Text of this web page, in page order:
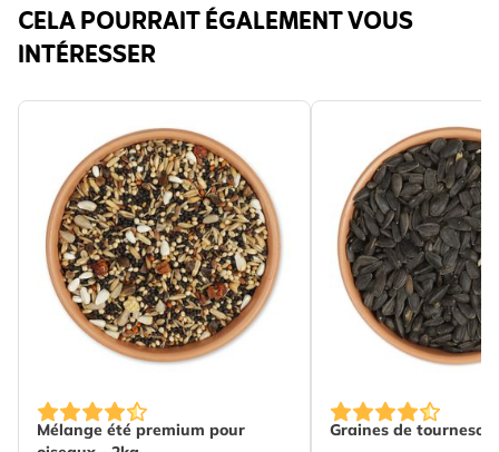
CELA POURRAIT ÉGALEMENT VOUS
INTÉRESSER
Mélange été premium pour
Graines de tournesol
The price depends